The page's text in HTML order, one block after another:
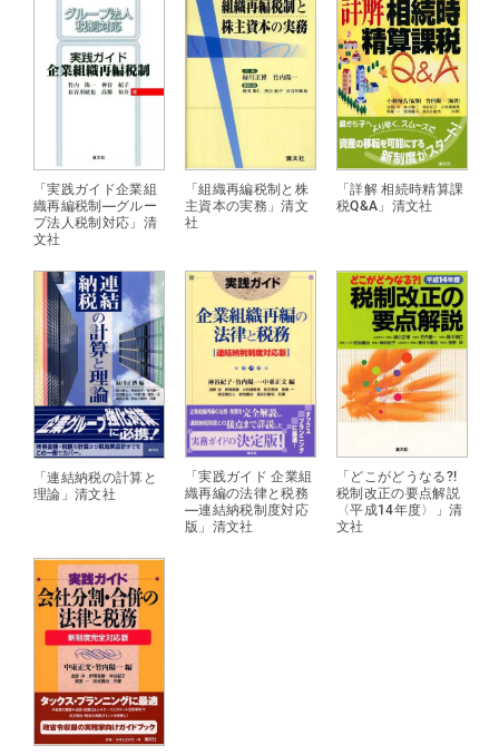
「実践ガイド企業組
織再編税制―グルー
プ法人税制対応」清
文社
「組織再編税制と株
主資本の実務」清文
社
「詳解 相続時精算課
税Q&A」清文社
「連結納税の計算と
理論」清文社
「実践ガイド 企業組
織再編の法律と税務
―連結納税制度対応
版」清文社
「どこがどうなる?!
税制改正の要点解説
〈平成14年度〉」清
文社